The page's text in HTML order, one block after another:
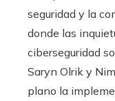
seguridad y la
donde las
ciberseguridad
Saryn Olrik y
plano la